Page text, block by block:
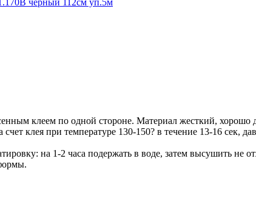
клеем по одной стороне. Материал жесткий, хорошо
клея при температуре 130-150? в течение 13-16 сек,
на 1-2 часа подержать в воде, затем высушить не